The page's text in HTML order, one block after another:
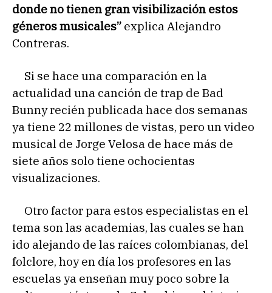
donde no tienen gran visibilización estos
géneros musicales” explica Alejandro
Contreras.
Si se hace una comparación en la
actualidad una canción de trap de Bad
Bunny recién publicada hace dos semanas
ya tiene 22 millones de vistas, pero un video
musical de Jorge Velosa de hace más de
siete años solo tiene ochocientas
visualizaciones.
Otro factor para estos especialistas en el
tema son las academias, las cuales se han
ido alejando de las raíces colombianas, del
folclore, hoy en día los profesores en las
escuelas ya enseñan muy poco sobre la